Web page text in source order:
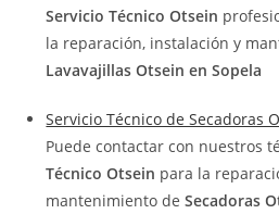
Servicio Técnico Otsein
la reparación, instalación y
Lavavajillas Otsein en Sopela
Servicio Técnico de Secadoras
Puede contactar con nuestros
Técnico Otsein para la
mantenimiento deSecadoras